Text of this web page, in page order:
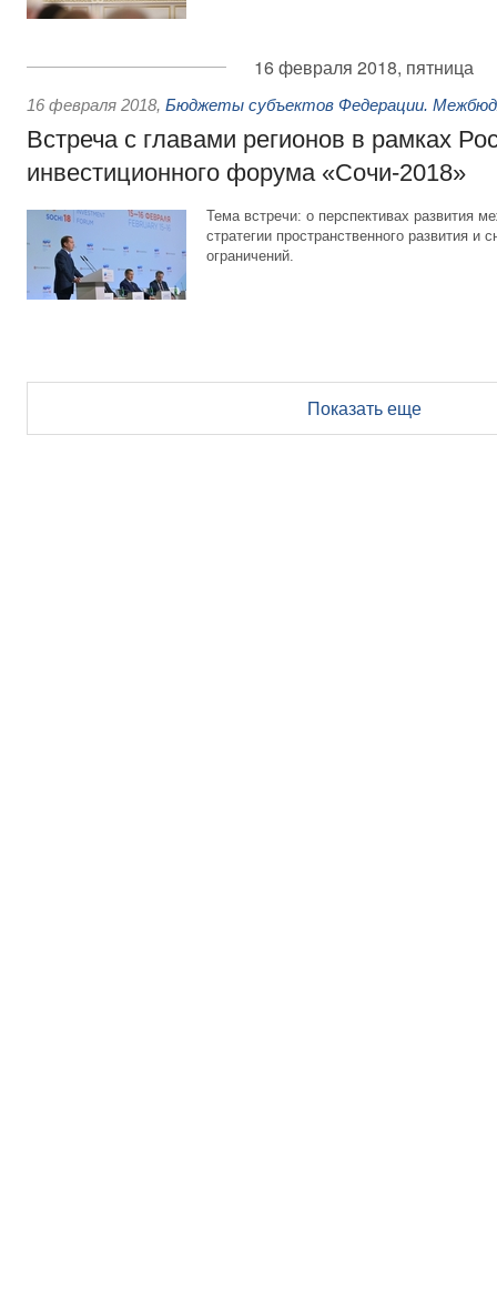
16 февраля 2018, пятница
16 февраля 2018, Бюджеты субъектов Федерации.
Встреча с главами регионов в рамках
инвестиционного форума «Сочи-2018»
Тема встречи: о перспективах развития
стратегии пространственного развития и
ограничений.
Показать еще